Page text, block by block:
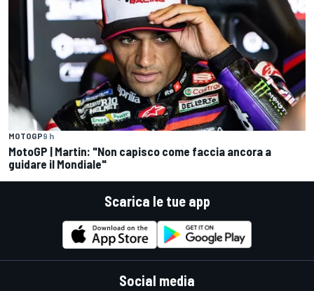
MOTOGP9 h
MotoGP | Martin: "Non capisco come faccia ancora a
guidare il Mondiale"
Scarica le tue app
Social media